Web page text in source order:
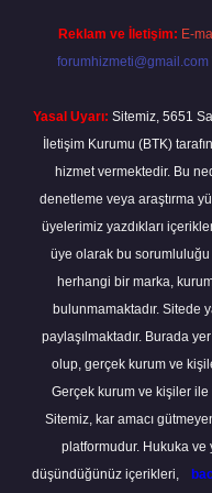
Reklam ve İletişim: E-
forumhizmeti@gmail.com
Yasal Uyarı: Sitemiz, 5651
İletişim Kurumu (BTK)
hizmet vermektedir. Bu
denetleme veya araştırma
üyelerimiz yazdıkları
üye olarak bu sorumluluğu
herhangi bir marka,
bulunmamaktadır. Sitede
paylaşılmaktadır. Burada
olup, gerçek kurum ve
Gerçek kurum ve kişiler
Sitemiz, kar amacı
platformudur. Hukuka ve
düşündüğünüz içerikleri,